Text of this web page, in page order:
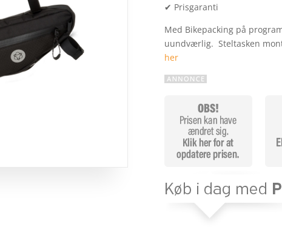
✔ Prisgaranti
Med Bikepacking på
uundværlig. Steltasken
her